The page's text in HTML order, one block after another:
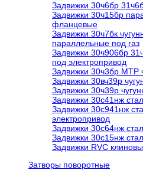
Задвижки 30ч6бр
Задвижки 30ч15бр
фланцевые
Задвижки 30ч7бк
параллельные под газ
Задвижки 30ч906бр
под электропривод
Задвижки 30ч3бр МТР
Задвижки 30вч39р
Задвижки 30ч39р
Задвижки 30с41нж
Задвижки 30с941нж
электропривод
Задвижки 30с64нж
Задвижки 30с15нж
Задвижки RVC
Затворы поворотные